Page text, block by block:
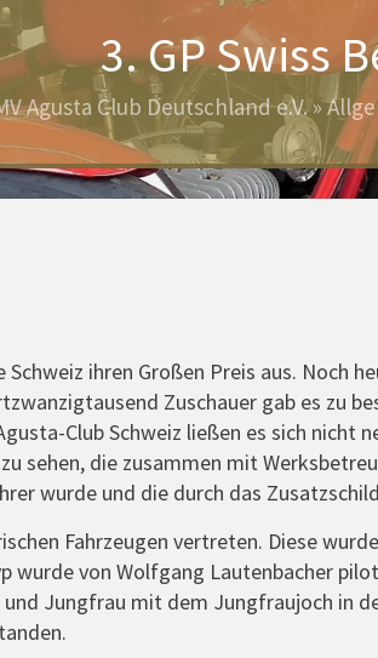
3. GP Swiss
Agusta Club Deutschland e.V.»
ihren Großen Preis aus. Noch
Zuschauer gab es zu
Club Schweiz ließen es sich
sehen, die zusammen mit
wurde und die durch das
Fahrzeugen vertreten. Diese
wurde von Wolfgang Lautenbacher
Jungfrau mit dem Jungfraujoch in